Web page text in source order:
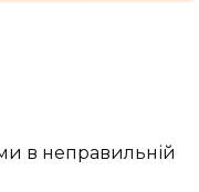
в неправильній